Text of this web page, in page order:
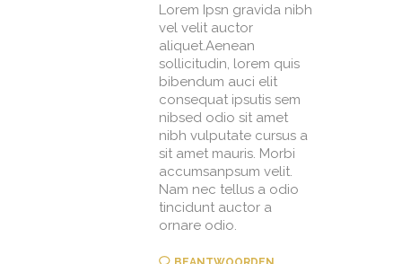
Lorem Ipsn gravida nibh
vel velit auctor
aliquet.Aenean
sollicitudin, lorem quis
bibendum auci elit
consequat ipsutis sem
nibsed odio sit amet
nibh vulputate cursus a
sit amet mauris. Morbi
accumsanpsum velit.
Nam nec tellus a odio
tincidunt auctor a
ornare odio.